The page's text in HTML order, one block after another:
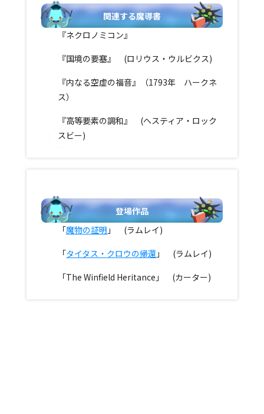
関連する魔導書
『ネクロノミコン』
『国境の要塞』 (ロリウス・ウルビクス)
『内なる空虚の福音』（1793年 ハークネ
ス）
『高等要素の調和』 (ヘスティア・ロック
スビー)
登場作品
「魔物の証明 」 (ラムレイ)
「タイタス・クロウの帰還 」 (ラムレイ)
「The Winfield Heritance」 (カーター)